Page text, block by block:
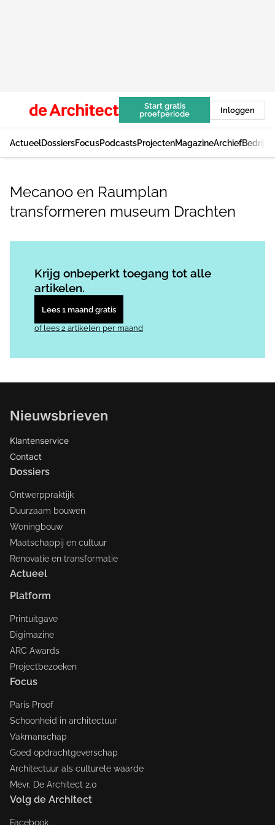
Start gratis
proefperiode
Inloggen
ActueelDossiersFocusPodcastsProjectenMagazineArchief
Mecanoo en Raumplan
transformeren museum Drachten
Krijg onbeperkt toegang tot alle
artikelen.
Lees 1 maand gratis
of lees 2 artikelen per maand
Nieuwsbrieven
Klantenservice
Contact
Dossiers
Ontwerppraktijk
Duurzaam bouwen
Woningbouw
Maatschappij en cultuur
Renovatie en transformatie
Actueel
Platform
Printuitgave
Digimazine
ARC Awards
Projectbezoeken
Focus
Paris Proof
Schoonheid in architectuur
Vakmanschap
Goed opdrachtgeverschap
Architectuur als culturele waarde
Mevr. De Architect 2.0
Volg de Architect
Facebook